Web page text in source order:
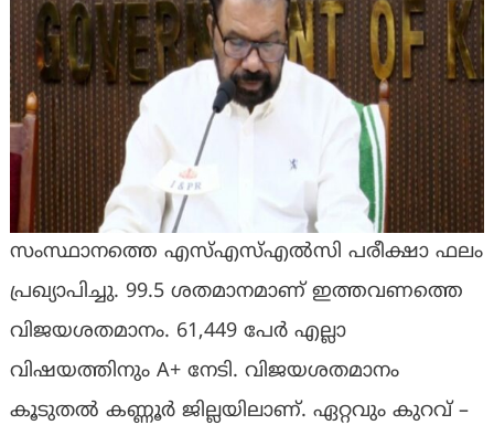
സംസ്ഥാനത്തെ എസ്എസ്എൽസി പരീക്ഷാ ഫലം
പ്രഖ്യാപിച്ചു. 99.5 ശതമാനമാണ് ഇത്തവണത്തെ
വിജയശതമാനം. 61,449 പേർ എല്ലാ
വിഷയത്തിനും A+ നേടി. വിജയശതമാനം
കൂടുതൽ കണ്ണൂർ ജില്ലയിലാണ്. ഏറ്റവും കുറവ് –